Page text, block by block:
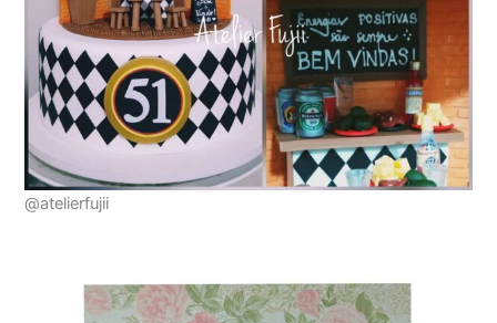
@atelierfujii